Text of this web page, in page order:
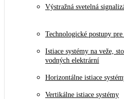
Výstražná svetelná
Technologické postupy
Istiace systémy na veže,
vodných elektrární
Horizontálne istiace
Vertikálne istiace systémy